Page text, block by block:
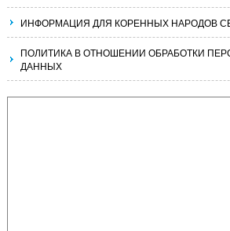
ИНФОРМАЦИЯ ДЛЯ КОРЕННЫХ НАРОДОВ
ПОЛИТИКА В ОТНОШЕНИИ ОБРАБОТКИ
ДАННЫХ